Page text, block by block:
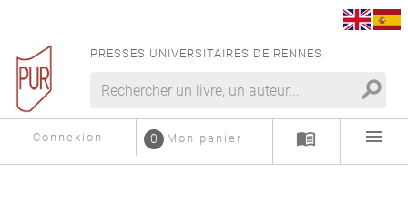
PRESSES UNIVERSITAIRES DE RENNES
search
Connexion Mon panier
0 menu_book menu